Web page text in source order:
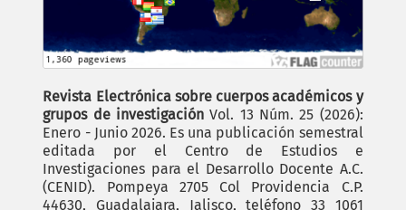
Revista Electrónica sobre cuerpos académicos y
grupos de investigación Vol. 13 Núm. 25 (2026):
Enero - Junio 2026. Es una publicación semestral
editada por el Centro de Estudios e
Investigaciones para el Desarrollo Docente A.C.
(CENID). Pompeya 2705 Col Providencia C.P.
44630, Guadalajara, Jalisco, teléfono 33 1061